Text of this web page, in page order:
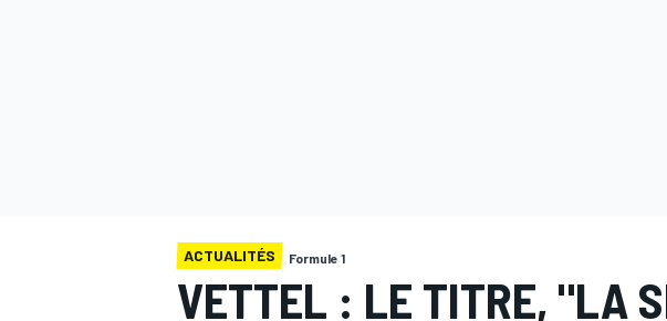
ACTUALITÉS Formule 1
VETTEL : LE TITRE, "LA